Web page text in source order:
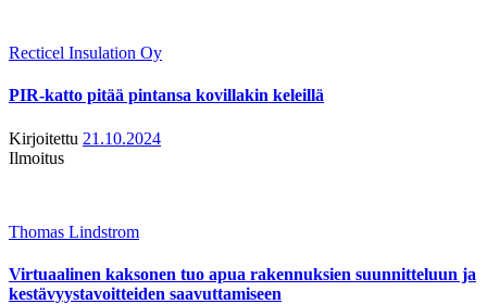
Recticel Insulation Oy
PIR-katto pitää pintansa kovillakin keleillä
Kirjoitettu 21.10.2024
Ilmoitus
Thomas Lindstrom
Virtuaalinen kaksonen tuo apua rakennuksien suunnitteluun ja
kestävyystavoitteiden saavuttamiseen